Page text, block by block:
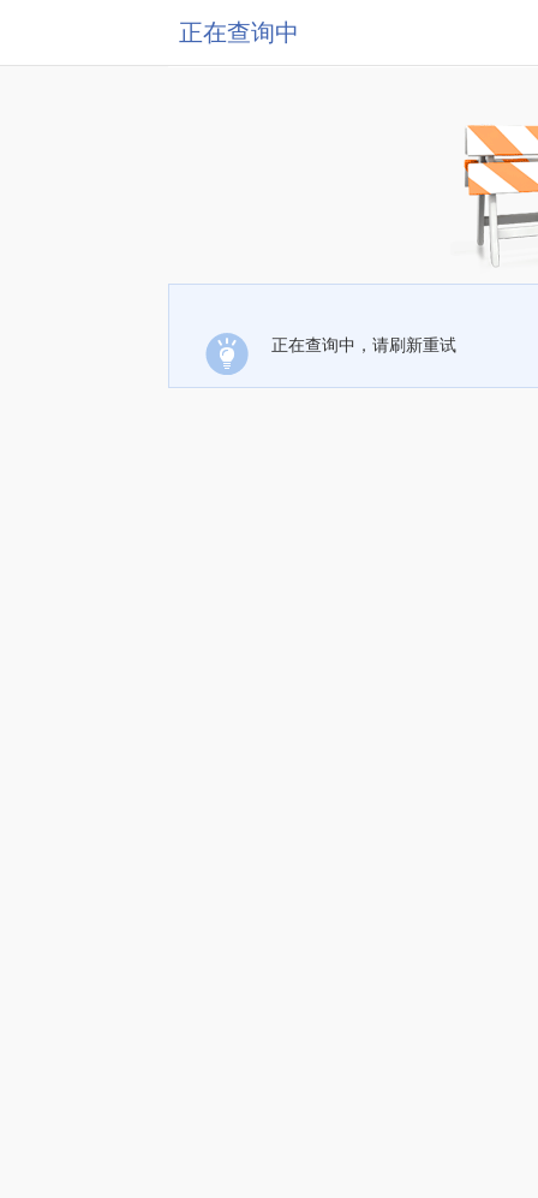
正在查询中
正在查询中，请刷新重试